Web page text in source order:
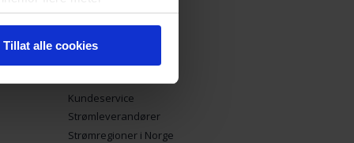
hvordan de skal brukes.
mediefunksjoner og for å
partnerne våre innen
du har gjort tilgjengelig for
Tillat alle cookies
Strøm.no
Kundeservice
Strømleverandører
Strømregioner i Norge